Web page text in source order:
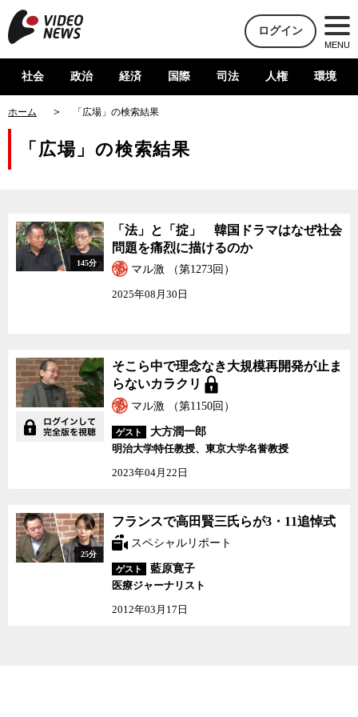
ログイン
MENU
社会 政治 経済 国際 司法 人権 環境
ホーム 「広場」の検索結果
「広場」の検索結果
145分
「法」と「掟」 韓国ドラマはなぜ社会
問題を痛烈に描けるのか
マル激 （第1273回）
2025年08月30日
そこら中で理念なき大規模再開発が止ま
らないカラクリ
マル激 （第1150回）
ゲスト
大方潤一郎
明治大学特任教授、東京大学名誉教授
2023年04月22日
フランスで高田賢三氏ら
が3・11追悼式
25分
フランスで高田賢三氏らが3・11追悼式
スペシャルリポート
ゲスト
藍原寛子
医療ジャーナリスト
2012年03月17日